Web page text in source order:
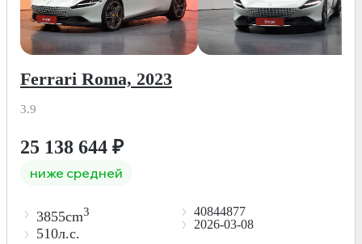
Ferrari Roma, 2023
3.9
25 138 644 ₽
ниже средней
3855cm3
510л.с.
40844877
2026-03-08